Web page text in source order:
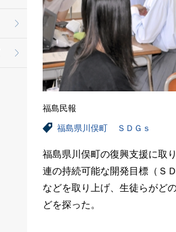
福島民報
福島県川俣町 ＳＤＧｓ
福島県川俣町の復興支援に取
連の持続可能な開発目標（Ｓ
などを取り上げ、生徒らがど
どを探った。